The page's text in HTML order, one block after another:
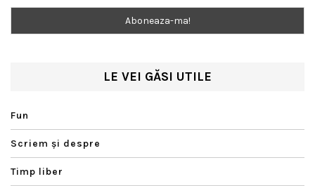
LE VEI GĂSI UTILE
Fun
Scriem şi despre
Timp liber